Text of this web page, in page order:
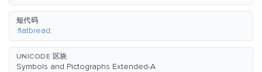
短代码
:flatbread:
UNICODE 区块
Symbols and Pictographs Extended-A